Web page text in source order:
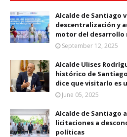
Alcalde de Santiago
descentralización y
motor del desarrollo
September 12, 2025
Alcalde Ulises
histórico de
dice que visitarlo es
June 05, 2025
Alcalde de Santiago
licitaciones a
políticas